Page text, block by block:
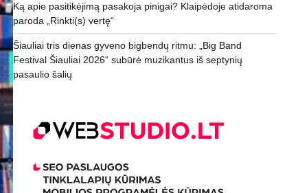
Ką apie pasitikėjimą pasakoja pinigai? Klaipėdoje atidaroma
paroda „Rinkti(s) vertę“
Šiauliai tris dienas gyveno bigbendų ritmu: „Big Band
Festival Šiauliai 2026“ subūrė muzikantus iš septynių
pasaulio šalių